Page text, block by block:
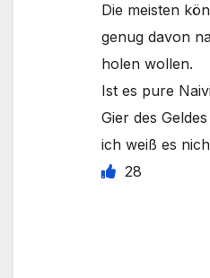
Die meisten
genug davon
holen wollen.
Ist es pure
Gier des
ich weiß es
28